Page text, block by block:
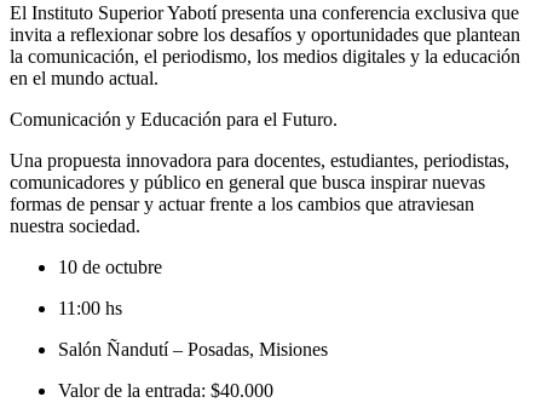
El Instituto Superior Yabotí presenta una conferencia exclusiva que
invita a reflexionar sobre los desafíos y oportunidades que plantean
la comunicación, el periodismo, los medios digitales y la educación
en el mundo actual.
Comunicación y Educación para el Futuro.
Una propuesta innovadora para docentes, estudiantes, periodistas,
comunicadores y público en general que busca inspirar nuevas
formas de pensar y actuar frente a los cambios que atraviesan
nuestra sociedad.
10 de octubre
11:00 hs
Salón Ñandutí – Posadas, Misiones
Valor de la entrada: $40.000